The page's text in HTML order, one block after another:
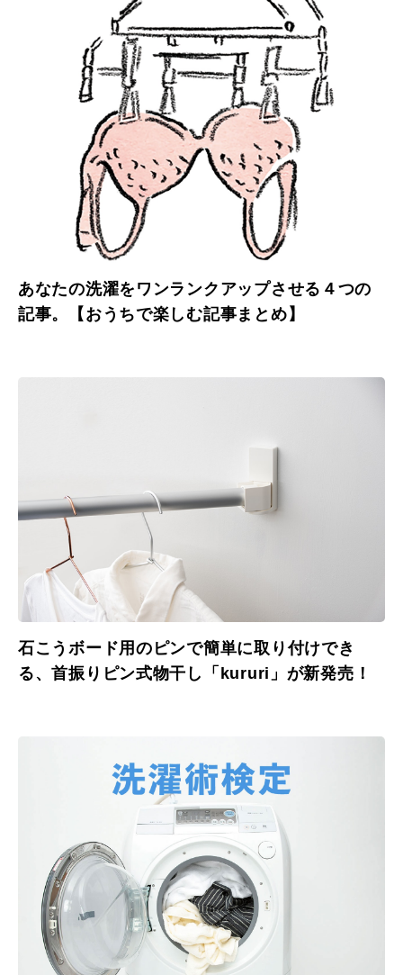
あなたの洗濯をワンランクアップさせる４つの
記事。【おうちで楽しむ記事まとめ】
石こうボード用のピンで簡単に取り付けでき
る、首振りピン式物干し「kururi」が新発売！